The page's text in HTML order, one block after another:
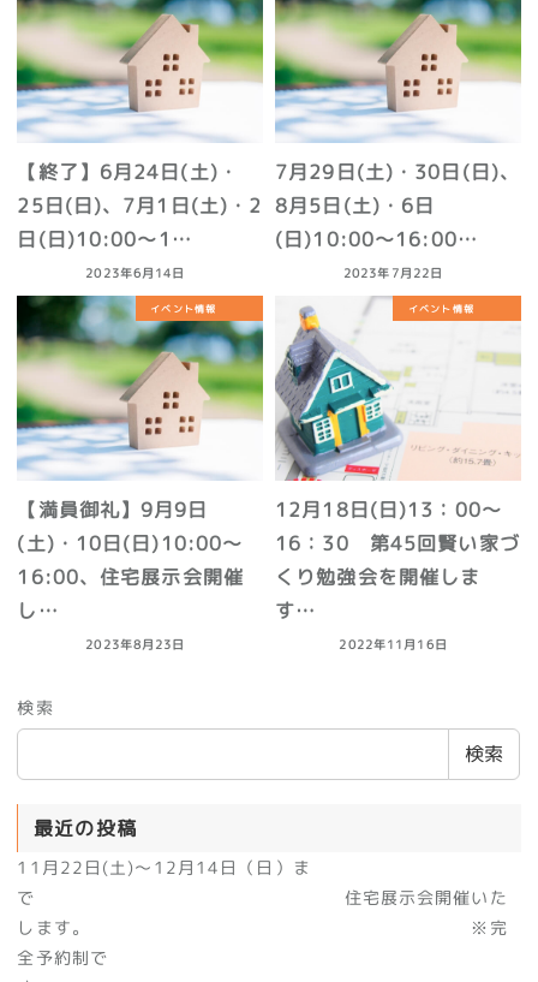
【終了】6月24日(土)・
25日(日)、7月1日(土)・2
日(日)10:00～1…
2023年6月14日
7月29日(土)・30日(日)、
8月5日(土)・6日
(日)10:00～16:00…
2023年7月22日
イベント情報
【満員御礼】9月9日
(土)・10日(日)10:00～
16:00、住宅展示会開催
し…
2023年8月23日
イベント情報
12月18日(日)13：00～
16：30 第45回賢い家づ
くり勉強会を開催しま
す…
2022年11月16日
検索
検索
最近の投稿
11月22日(土)～12月14日（日）ま
で 住宅展示会開催いた
します。 ※完
全予約制で